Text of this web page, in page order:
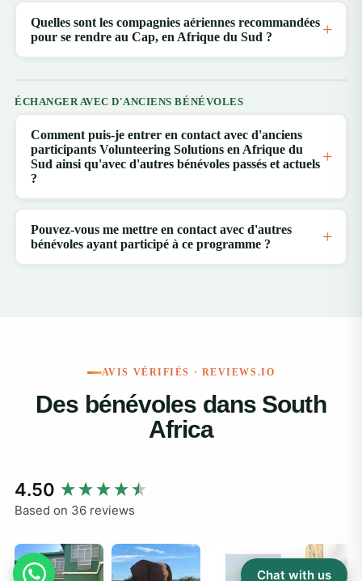
Quelles sont les compagnies aériennes recommandées
pour se rendre au Cap, en Afrique du Sud ?
ÉCHANGER AVEC D'ANCIENS BÉNÉVOLES
Comment puis-je entrer en contact avec d'anciens
participants Volunteering Solutions en Afrique du
Sud ainsi qu'avec d'autres bénévoles passés et actuels
?
Pouvez-vous me mettre en contact avec d'autres
bénévoles ayant participé à ce programme ?
AVIS VÉRIFIÉS · REVIEWS.IO
Des bénévoles dans South
Africa
4.50
Based on 36 reviews
New content loaded
Chat with us